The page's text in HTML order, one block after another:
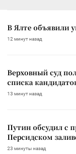
В Ялте объявили
12 минут назад
Верховный суд
списка
13 минут назад
Путин обсудил с
Персидском
23 минуты назад